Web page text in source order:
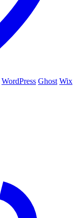
WordPress Ghost Wix